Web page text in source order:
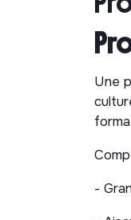
🔹
Une
-